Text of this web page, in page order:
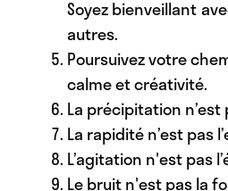
Soyez bienveillant
autres.
Poursuivez votre
calme et créativité.
La précipitation
La rapidité n’est pas
L’agitation n'est pas
Le bruit n'est pas la